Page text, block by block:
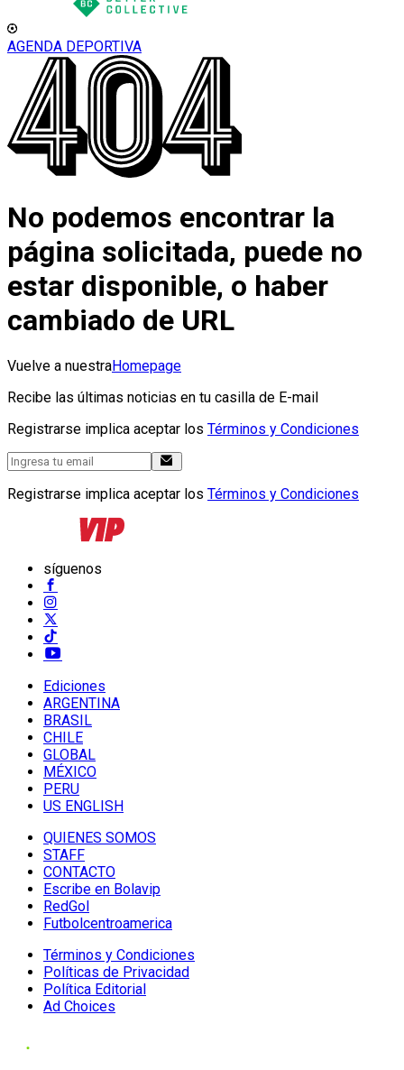
AGENDA DEPORTIVA
No podemos encontrar la
página solicitada, puede no
estar disponible, o haber
cambiado de URL
Vuelve a nuestraHomepage
Recibe las últimas noticias en tu casilla de E-mail
Registrarse implica aceptar los Términos y Condiciones
Registrarse implica aceptar los Términos y Condiciones
síguenos
Ediciones
ARGENTINA
BRASIL
CHILE
GLOBAL
MÉXICO
PERU
US ENGLISH
QUIENES SOMOS
STAFF
CONTACTO
Escribe en Bolavip
RedGol
Futbolcentroamerica
Términos y Condiciones
Políticas de Privacidad
Política Editorial
Ad Choices